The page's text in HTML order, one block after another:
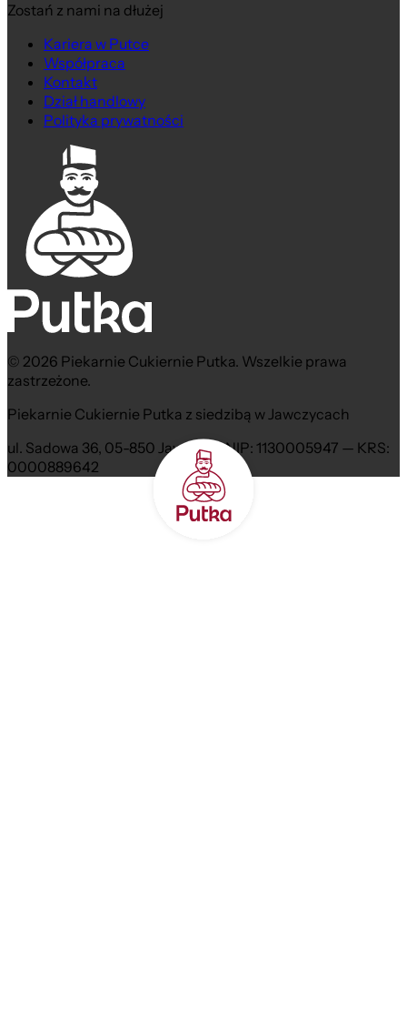
Zostań z nami na dłużej
Kariera w Putce
Współpraca
Kontakt
Dział handlowy
Polityka prywatności
© 2026 Piekarnie Cukiernie Putka. Wszelkie prawa
zastrzeżone.
Piekarnie Cukiernie Putka z siedzibą w Jawczycach
ul. Sadowa 36, 05-850 Jawczyce NIP: 1130005947 — KRS:
0000889642